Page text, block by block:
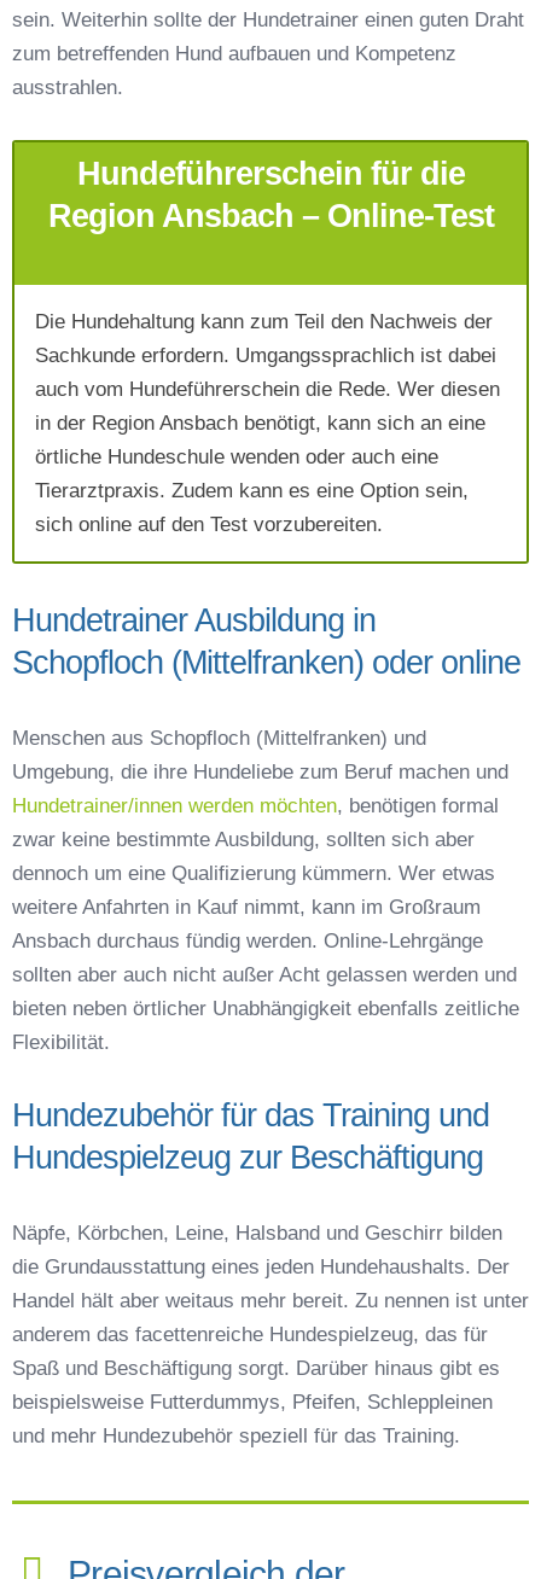
Telefonnummer*
Mit Absenden der Daten akzeptiere ich die
AGB`s.
Absenden
sein. Weiterhin sollte der Hundetrainer einen guten Draht
zum betreffenden Hund aufbauen und Kompetenz
ausstrahlen.
Hundeführerschein für die
Region Ansbach – Online-Test
Die Hundehaltung kann zum Teil den Nachweis der
Sachkunde erfordern. Umgangssprachlich ist dabei
auch vom Hundeführerschein die Rede. Wer diesen
in der Region Ansbach benötigt, kann sich an eine
örtliche Hundeschule wenden oder auch eine
Tierarztpraxis. Zudem kann es eine Option sein,
sich online auf den Test vorzubereiten.
Hundetrainer Ausbildung in
Schopfloch (Mittelfranken) oder online
Menschen aus Schopfloch (Mittelfranken) und
Umgebung, die ihre Hundeliebe zum Beruf machen und
Hundetrainer/innen werden möchten, benötigen formal
zwar keine bestimmte Ausbildung, sollten sich aber
dennoch um eine Qualifizierung kümmern. Wer etwas
weitere Anfahrten in Kauf nimmt, kann im Großraum
Ansbach durchaus fündig werden. Online-Lehrgänge
sollten aber auch nicht außer Acht gelassen werden und
bieten neben örtlicher Unabhängigkeit ebenfalls zeitliche
Flexibilität.
Hundezubehör für das Training und
Hundespielzeug zur Beschäftigung
Näpfe, Körbchen, Leine, Halsband und Geschirr bilden
die Grundausstattung eines jeden Hundehaushalts. Der
Handel hält aber weitaus mehr bereit. Zu nennen ist unter
anderem das facettenreiche Hundespielzeug, das für
Spaß und Beschäftigung sorgt. Darüber hinaus gibt es
beispielsweise Futterdummys, Pfeifen, Schleppleinen
und mehr Hundezubehör speziell für das Training.